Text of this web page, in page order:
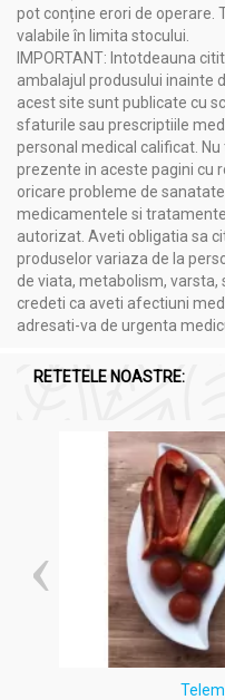
pot conține erori de operare.
valabile în limita stocului.
IMPORTANT: Intotdeauna
ambalajul produsului inainte
acest site sunt publicate cu
sfaturile sau prescriptiile
personal medical calificat.
prezente in aceste pagini cu
oricare probleme de
medicamentele si
autorizat. Aveti obligatia sa
produselor variaza de la
de viata, metabolism, varsta,
credeti ca aveti afectiuni
adresati-va de urgenta
RETETELE NOASTRE: